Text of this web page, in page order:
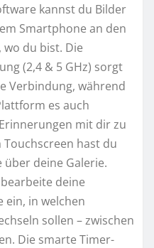
kannst du Bilder
Smartphone an den
wo du bist. Die
(2,4 & 5 GHz) sorgt
Verbindung, während
es auch
mit dir zu
hast du
deine Galerie.
deine
ein, in welchen
sollen – zwischen
Die smarte Timer-